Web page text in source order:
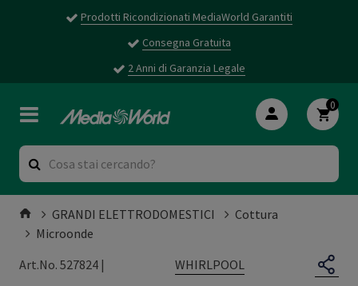
Prodotti Ricondizionati MediaWorld Garantiti
Consegna Gratuita
2 Anni di Garanzia Legale
0
GRANDI ELETTRODOMESTICI
Cottura
Microonde
Art.No. 527824 |
WHIRLPOOL